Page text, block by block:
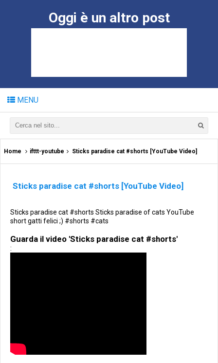
Oggi è un altro post
MENU
Home ifttt-youtube Sticks paradise cat #shorts [YouTube Video]
Sticks paradise cat #shorts [YouTube Video]
Sticks paradise cat #shorts Sticks paradise of cats YouTube
short gatti felici ;) #shorts #cats
Guarda il video 'Sticks paradise cat #shorts'
: